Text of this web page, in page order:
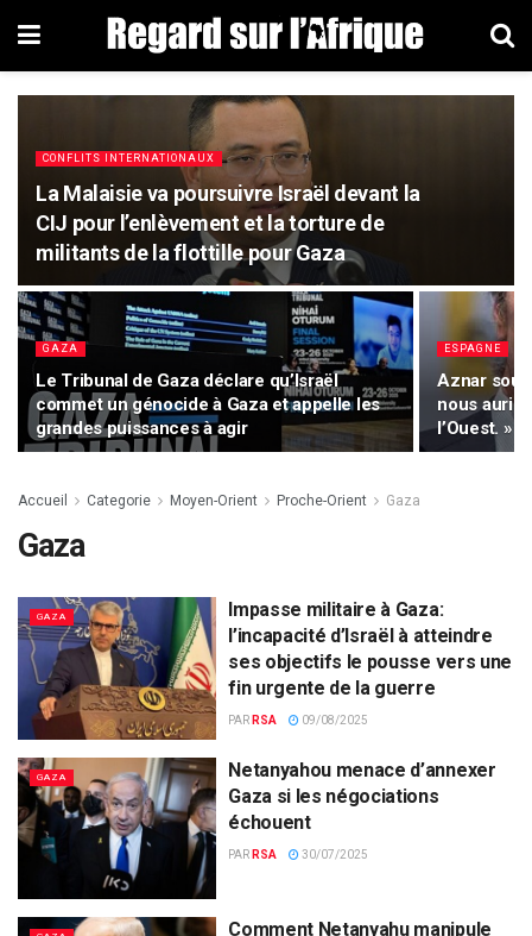
CONFLITS INTERNATIONAUX
La Malaisie va poursuivre Israël devant la
CIJ pour l’enlèvement et la torture de
militants de la flottille pour Gaza
GAZA
Le Tribunal de Gaza déclare qu’Israël
commet un génocide à Gaza et appelle les
grandes puissances à agir
ESPAGNE
Aznar
nous
l’Ouest. »
Accueil Categorie Moyen-Orient Proche-Orient Gaza
Gaza
GAZA
Impasse militaire à Gaza:
l’incapacité d’Israël à atteindre
ses objectifs le pousse vers une
fin urgente de la guerre
PAR RSA 09/08/2025
GAZA
Netanyahou menace d’annexer
Gaza si les négociations
échouent
PAR RSA 30/07/2025
Comment Netanyahu manipule